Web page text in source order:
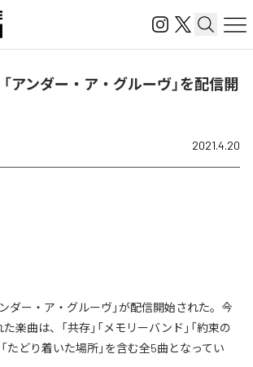
アンダー・ア・グルーヴ」を配信開
2021.4.20
ダー・ア・グルーヴ」が配信開始された。今
楽曲は、「共存」「メモリーバンド」「約束の
「たどり着いた場所」を含む全5曲となってい